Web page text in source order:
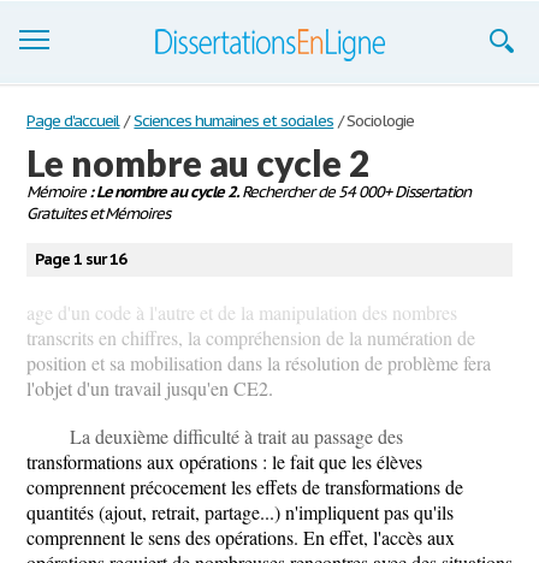
Dissertations
S'inscrire
Se connecter
Contactez-nous
Page d'accueil / Sciences humaines et sociales /Sociologie
Le nombre au cycle 2
Mémoire: Le nombre au cycle 2.Rechercher de 54 000+ Dissertation
Gratuites et Mémoires
Page 1 sur 16
age d'un code à l'autre et de la manipulation des nombres
transcrits en chiffres, la compréhension de la numération de
position et sa mobilisation dans la résolution de problème fera
l'objet d'un travail jusqu'en CE2.
La deuxième difficulté à trait au passage des
transformations aux opérations : le fait que les élèves
comprennent précocement les effets de transformations de
quantités (ajout, retrait, partage...) n'impliquent pas qu'ils
comprennent le sens des opérations. En effet, l'accès aux